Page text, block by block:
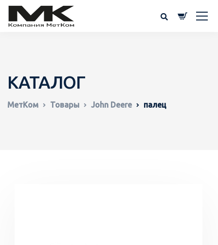
КАТАЛОГ
МетКом Товары John Deere палец